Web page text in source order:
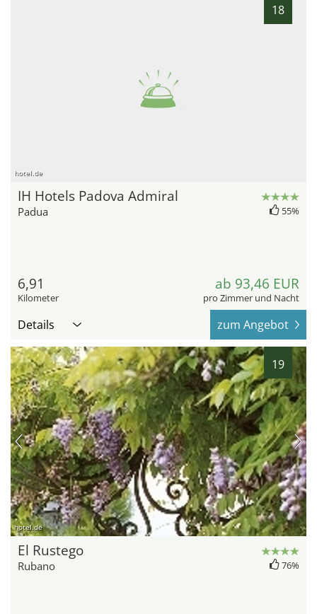
18
hotel.de
IH Hotels Padova Admiral
Padua 55%
6,91
Kilometer
ab 93,46 EUR
pro Zimmer und Nacht
Details zum Angebot
19
hotel.de
El Rustego
Rubano 76%